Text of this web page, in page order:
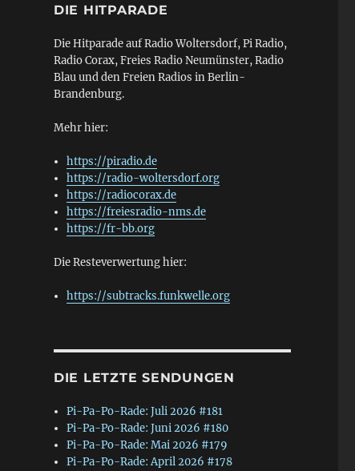
DIE HITPARADE
Die Hitparade auf Radio Woltersdorf, Pi Radio,
Radio Corax, Freies Radio Neumünster, Radio
Blau und den Freien Radios in Berlin-
Brandenburg.
Mehr hier:
https://piradio.de
https://radio-woltersdorf.org
https://radiocorax.de
https://freiesradio-nms.de
https://fr-bb.org
Die Resteverwertung hier:
https://subtracks.funkwelle.org
DIE LETZTE SENDUNGEN
Pi-Pa-Po-Rade: Juli 2026 #181
Pi-Pa-Po-Rade: Juni 2026 #180
Pi-Pa-Po-Rade: Mai 2026 #179
Pi-Pa-Po-Rade: April 2026 #178